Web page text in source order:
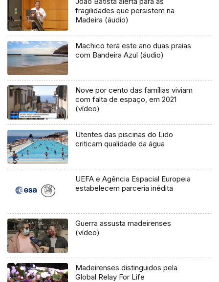
fragilidades que persistem na
Madeira (áudio)
Machico terá este ano duas praias
com Bandeira Azul (áudio)
Nove por cento das famílias viviam
com falta de espaço, em 2021
(vídeo)
Utentes das piscinas do Lido
criticam qualidade da água
UEFA e Agência Espacial Europeia
estabelecem parceria inédita
Guerra assusta madeirenses
(vídeo)
Madeirenses distinguidos pela
Global Relay For Life